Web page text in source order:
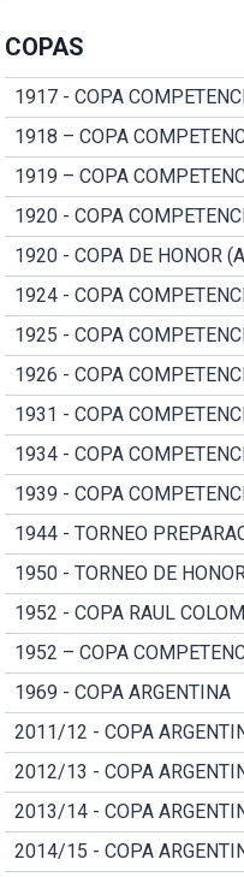
COPAS
1917 - COPA
1918 – COPA
1919 – COPA
1920 - COPA
1920 - COPA DE HONOR
1924 - COPA
1925 - COPA
1926 - COPA
1931 - COPA
1934 - COPA
1939 - COPA
1944 - TORNEO
1950 - TORNEO DE
1952 - COPA RAUL
1952 – COPA
1969 - COPA ARGENTINA
2011/12 - COPA
2012/13 - COPA
2013/14 - COPA
2014/15 - COPA